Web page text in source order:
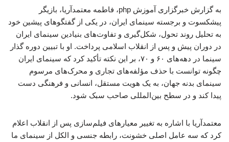
به گزارش خبرگزاری آموزش php، فاطمه معتمدآریا، بازیگر
پیشکسوت و برجسته سینمای ایران، در یکی از گفتگوهای پیشین خود
به تحلیل روند تحول، شکل‌گیری و تفاوت‌های بنیادین سینمای ایران
در دوران پیش و پس از انقلاب اسلامی پرداخت. او با تبیین دوره گذار
سینما در دهه‌های ۶۰ و ۷۰، بر این نکته تأکید کرد که سینمای ایران
چگونه توانست با حذف مؤلفه‌های تجاری و محرک‌های مرسوم
سینمای بدنه جهان، به یک هویت مستقل، انسانی و فرهنگی دست
پیدا کند و در سطح بین‌المللی صاحب سبک شود.
معتمدآریا با اشاره به تغییر معیارهای فیلم‌سازی پس از انقلاب اعلام
کرد که سه عامل اصلی خشونت، رابطه جنسی و الکل از سینمای ما